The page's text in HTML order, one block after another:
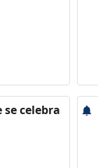
celebra